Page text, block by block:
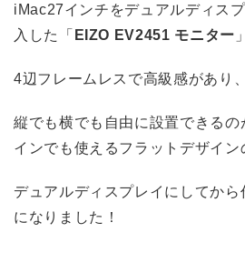
iMac27インチをデュアルディス
入した「 EIZO EV2451 モニター 」
4辺フレームレスで高級感があり
縦でも横でも自由に設置できるの
インでも使えるフラットデザイン
デュアルディスプレイにしてから
になりました！